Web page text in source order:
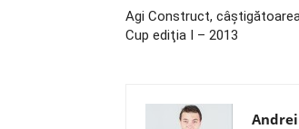
Agi Construct,
Cup ediţia I – 2013